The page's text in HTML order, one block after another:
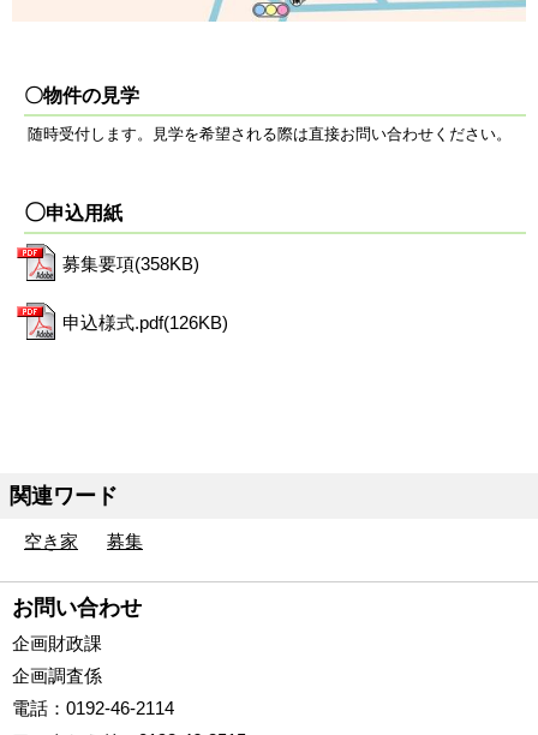
〇物件の見学
随時受付します。見学を希望される際は直接お問い合わせください。
〇申込用紙
募集要項(358KB)
申込様式.pdf(126KB)
関連ワード
空き家 募集
お問い合わせ
企画財政課
企画調査係
電話 ：0192-46-2114